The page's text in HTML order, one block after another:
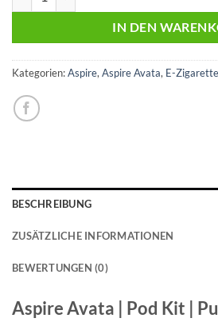
IN DEN
Kategorien:Aspire, Aspire Avata, E-Zigarette
BESCHREIBUNG
ZUSÄTZLICHE INFORMATIONEN
BEWERTUNGEN (0)
Aspire Avata | Pod Kit |